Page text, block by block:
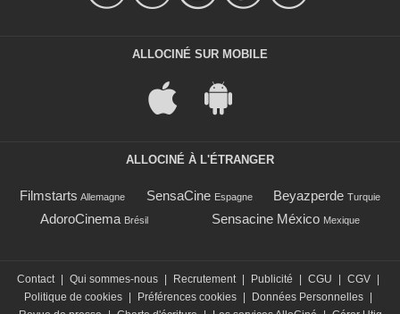
ALLOCINÉ SUR MOBILE
ALLOCINÉ À L'ÉTRANGER
Filmstarts Allemagne SensaCine Espagne Beyazperde Turquie
AdoroCinema Brésil Sensacine México Mexique
Contact Qui sommes-nous Recrutement Publicité CGU CGV
Politique de cookies
Préférences cookies Données Personnelles